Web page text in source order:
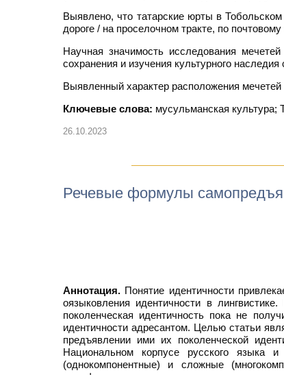
Выявлено, что татарские юрты в
дороге / на проселочном тракте, по почтовому
Научная значимость исследования
сохранения и изучения культурного наследия
Выявленный характер расположения мечетей
Ключевые слова: мусульманская культура;
26.10.2023
Речевые формулы
Аннотация. Понятие идентичности
оязыковления идентичности в
поколенческая идентичность пока не
идентичности адресантом. Целью статьи
предъявлении ими их поколенческой
Национальном корпусе русского языка
(однокомпонентные) и сложные